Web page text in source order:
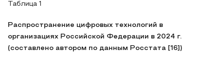
Таблица 1
Распространение цифровых технологий в
организациях Российской Федерации в 2024 г.
(составлено автором по данным Росстата [16])